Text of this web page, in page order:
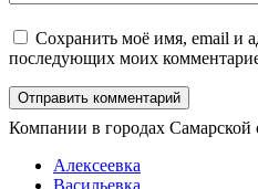
Сохранить моё имя, email и
последующих моих
Компании в городах Самарской
Алексеевка
Васильевка